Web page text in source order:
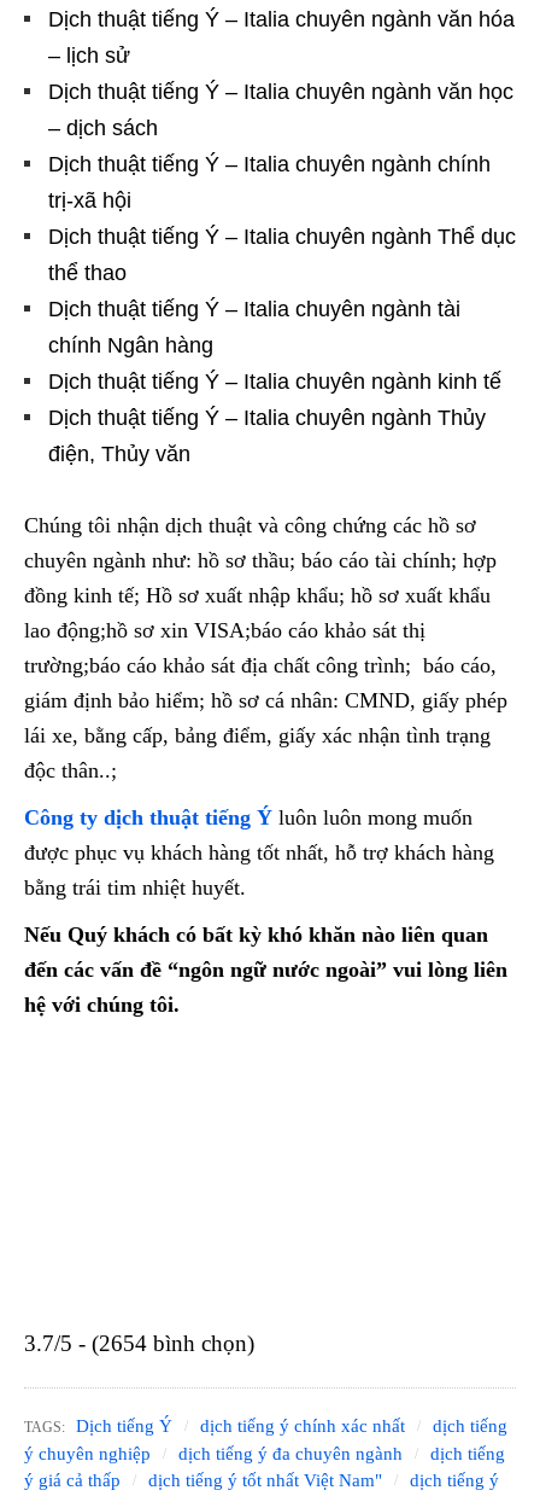
Dịch thuật tiếng Ý – Italia chuyên ngành văn hóa
– lịch sử
Dịch thuật tiếng Ý – Italia chuyên ngành văn học
– dịch sách
Dịch thuật tiếng Ý – Italia chuyên ngành chính
trị-xã hội
Dịch thuật tiếng Ý – Italia chuyên ngành Thể dục
thể thao
Dịch thuật tiếng Ý – Italia chuyên ngành tài
chính Ngân hàng
Dịch thuật tiếng Ý – Italia chuyên ngành kinh tế
Dịch thuật tiếng Ý – Italia chuyên ngành Thủy
điện, Thủy văn
Chúng tôi nhận dịch thuật và công chứng các hồ sơ
chuyên ngành như: hồ sơ thầu; báo cáo tài chính; hợp
đồng kinh tế; Hồ sơ xuất nhập khẩu; hồ sơ xuất khẩu
lao động;hồ sơ xin VISA;báo cáo khảo sát thị
trường;báo cáo khảo sát địa chất công trình; báo cáo,
giám định bảo hiểm; hồ sơ cá nhân: CMND, giấy phép
lái xe, bằng cấp, bảng điểm, giấy xác nhận tình trạng
độc thân..;
Công ty dịch thuật tiếng Ý luôn luôn mong muốn
được phục vụ khách hàng tốt nhất, hỗ trợ khách hàng
bằng trái tim nhiệt huyết.
Nếu Quý khách có bất kỳ khó khăn nào liên quan
đến các vấn đề “ngôn ngữ nước ngoài” vui lòng liên
hệ với chúng tôi.
3.7/5 - (2654 bình chọn)
TAGS: Dịch tiếng Ý dịch tiếng ý chính xác nhất
dịch tiếng
ý chuyên nghiệp
dịch tiếng ý đa chuyên ngành
dịch tiếng
ý giá cả thấp
dịch tiếng ý tốt nhất Việt Nam"
dịch tiếng ý